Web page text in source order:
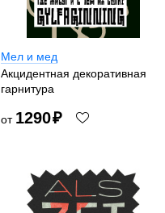
Мел и мед
Акцидентная декоративная
гарнитура
от 1290₽